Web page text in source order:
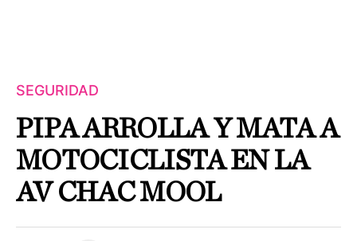
SEGURIDAD
PIPA ARROLLA Y MATA A
MOTOCICLISTA EN LA
AV CHAC MOOL